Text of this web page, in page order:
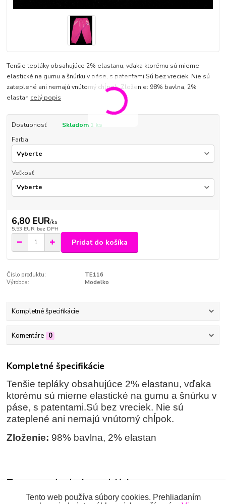
Tenšie tepláky obsahujúce 2% elastanu, vďaka ktorému sú mierne
elastické na gumu a šnúrku v páse, s patentami.Sú bez vreciek. Nie sú
zateplené ani nemajú vnútorný chĺpok. Zloženie: 98% bavlna, 2%
elastan celý popis
Dostupnosť
Skladom 1 ks
Farba
Veľkosť
6,80 EUR/ks
5,53 EUR bez DPH
Pridať do košíka
Číslo produktu:
TE116
Výrobca:
Modelko
Kompletné špecifikácie
Komentáre 0
Kompletné špecifikácie
Tenšie tepláky obsahujúce 2% elastanu, vďaka
ktorému sú mierne elastické na gumu a šnúrku v
páse, s patentami.Sú bez vreciek. Nie sú
zateplené ani nemajú vnútorný chĺpok.
Zloženie: 98% bavlna, 2% elastan
Tovar zaradený v kategóriách
NOHAVICE
Tento web používa súbory cookies. Prehliadaním